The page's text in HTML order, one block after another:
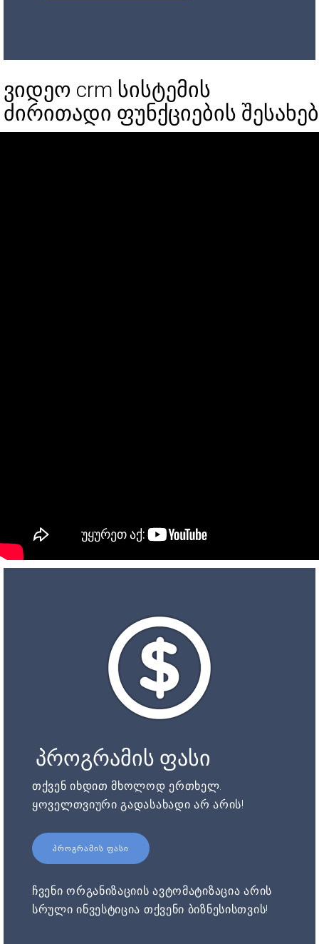
ვიდეო crm სისტემის
ძირითადი ფუნქციების შესახებ
პროგრამის ფასი
თქვენ იხდით მხოლოდ ერთხელ.
ყოველთვიური გადასახადი არ არის!
ᲞᲠᲝᲒᲠᲐᲛᲘᲡ ᲤᲐᲡᲘ
ჩვენი ორგანიზაციის ავტომატიზაცია არის
სრული ინვესტიცია თქვენი ბიზნესისთვის!